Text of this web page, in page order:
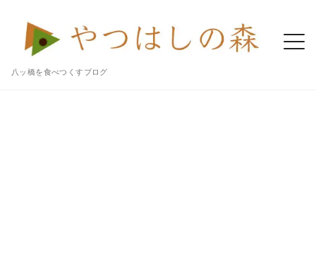
八ッ橋を食べつくすブログ